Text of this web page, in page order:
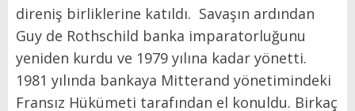
direniş birliklerine katıldı. Savaşın ardından
Guy de Rothschild banka imparatorluğunu
yeniden kurdu ve 1979 yılına kadar yönetti.
1981 yılında bankaya Mitterand yönetimindeki
Fransız Hükümeti tarafından el konuldu. Birkaç